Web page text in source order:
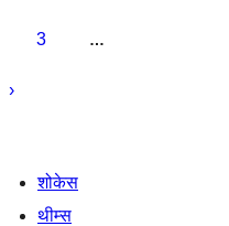
3 …
शोकेस
थीम्स